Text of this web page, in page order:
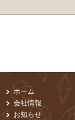
ホーム
会社情報
お知らせ